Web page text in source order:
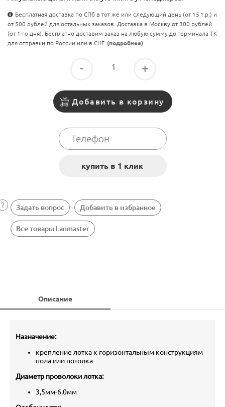
Бесплатная доставка по СПб в тот же или следующий день (от 15 т.р.) и
от 500 рублей для остальных заказов. Доставка в Москву от 300 рублей
(от 1-го дня). Бесплатно доставим заказ на любую сумму до терминала ТК
для отправки по России или в СНГ. (подробнее)
- +
Добавить в корзину
Задать вопрос Добавить в избранное
Все товары Lanmaster
Описание
Назначение:
крепление лотка к горизонтальным конструкциям
пола или потолка
Диаметр проволоки лотка:
3,5мм-6,0мм